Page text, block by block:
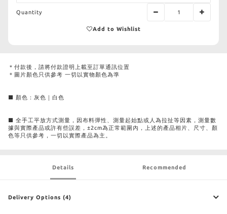
Quantity
Add to Wishlist
＊付款後，請將付款證明上載至訂單通訊位置
＊圖片顏色只供參考 一切以實物顏色為準
■ 顏色：灰色｜白色
■ 全手工平放方式測量，因布料彈性、測量起始點或人為拉扯等因素，測量數
據與實際產品或許有些誤差，±2cm為正常範圍內，上述的產品相片、尺寸、顏
色等只供參考，一切以實際產品為主。
Details Recommended
Delivery Options (4)